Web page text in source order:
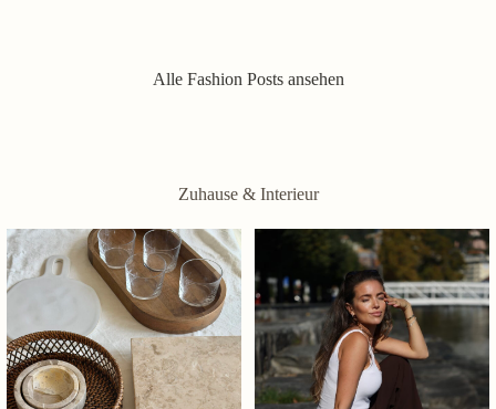
Alle Fashion Posts ansehen
Zuhause & Interieur